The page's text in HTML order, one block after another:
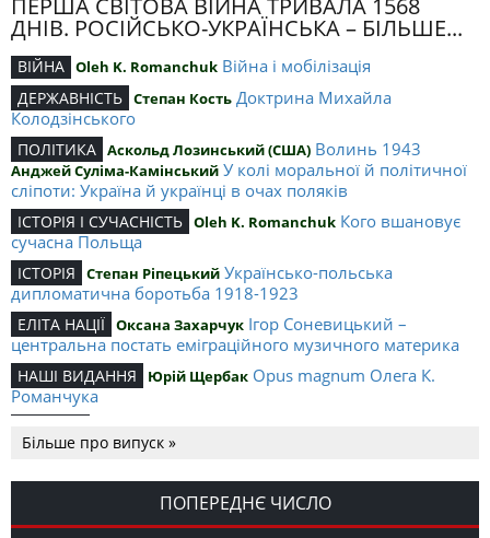
ПЕРША СВІТОВА ВІЙНА ТРИВАЛА 1568
ДНІВ. РОСІЙСЬКО-УКРАЇНСЬКА – БІЛЬШЕ...
ВІЙНА Oleh K. Romanchuk Війна і мобілізація
ДЕРЖАВНІСТЬ Степан Кость Доктрина Михайла
Колодзінського
ПОЛІТИКА Аскольд Лозинський (США) Волинь 1943
Анджей Суліма-Камінський У колі моральної й політичної
сліпоти: Україна й українці в очах поляків
ІСТОРІЯ І СУЧАСНІСТЬ Oleh K. Romanchuk Кого вшановує
сучасна Польща
ІСТОРІЯ Степан Ріпецький Українсько-польська
дипломатична боротьба 1918-1923
ЕЛІТА НАЦІЇ Оксана Захарчук Ігор Соневицький –
центральна постать еміграційного музичного материка
НАШІ ВИДАННЯ Юрій Щербак Opus magnum Олега К.
Романчука
Романчука
Editorial Oleh K. Romanchuk Журавель і синиця як
уособлення української політстратегії й тактики
Більше про випуск »
ПОПЕРЕДНЄ ЧИСЛО